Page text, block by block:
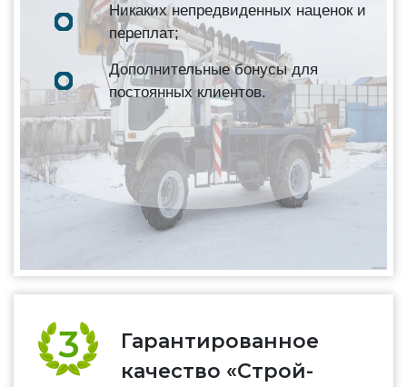
Никаких непредвиденных наценок и
переплат;
Дополнительные бонусы для
постоянных клиентов.
Гарантированное
качество «Строй-